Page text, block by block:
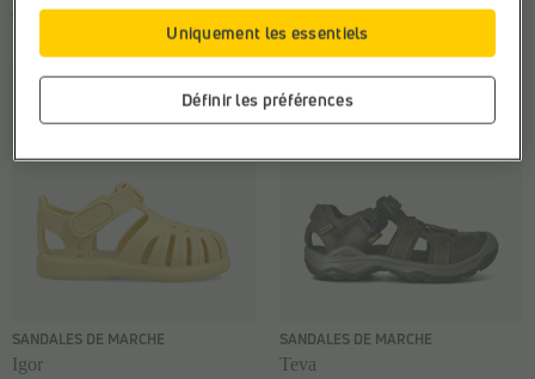
€ 45,95 € 49,95
SANDALES DE MARCHE
Igor
SANDALES DE MARCHE
Teva
Définir les préférences
Uniquement les essentiels